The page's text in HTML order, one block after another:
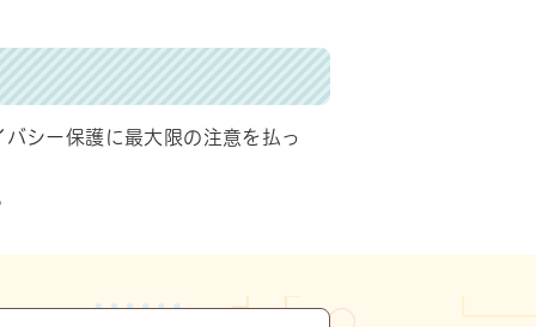
シー保護に最大限の注意を払っ